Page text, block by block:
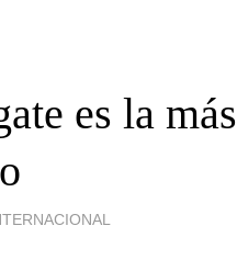
es la más